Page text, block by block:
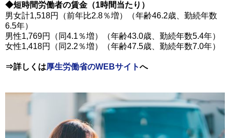
◆短時間労働者の賃金（1時間当たり）
男女計1,518円（前年比2.8％増）（年齢46.2歳、勤続年数
6.5年）
男性1,769円（同4.1％増）（年齢43.0歳、勤続年数5.4年）
女性1,418円（同2.2％増）（年齢47.5歳、勤続年数7.0年）
⇒詳しくは厚生労働省のWEBサイトへ